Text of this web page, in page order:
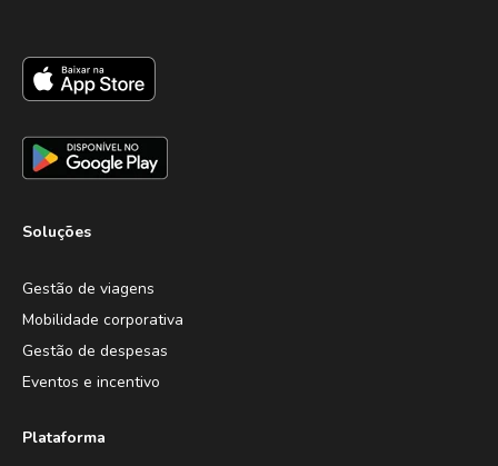
Soluções
Gestão de viagens
Mobilidade corporativa
Gestão de despesas
Eventos e incentivo
Plataforma